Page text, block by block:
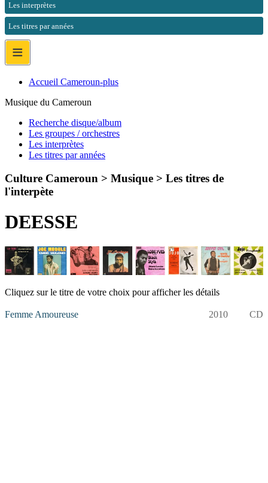
Les interprètes
Les titres par années
≡
Accueil Cameroun-plus
Musique du Cameroun
Recherche disque/album
Les groupes / orchestres
Les interprètes
Les titres par années
Culture Cameroun > Musique > Les titres de
l'interpète
DEESSE
Cliquez sur le titre de votre choix pour afficher les détails
Femme Amoureuse 2010 CD